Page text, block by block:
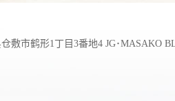
敷市鹤形1丁目3番地4 JG･MASAKO